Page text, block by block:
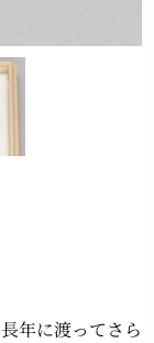
年に渡ってさら